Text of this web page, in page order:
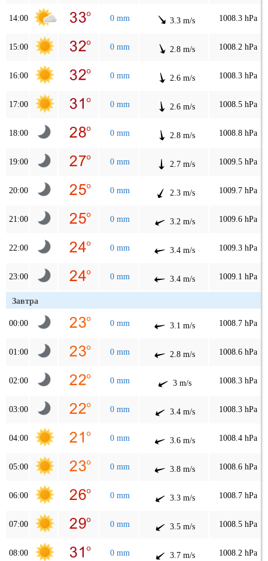
14:00 0 mm 3.3 m/s 1008.3 hPa
15:00 0 mm 2.8 m/s 1008.2 hPa
16:00 0 mm 2.6 m/s 1008.3 hPa
17:00 0 mm 2.6 m/s 1008.5 hPa
18:00 0 mm 2.8 m/s 1008.8 hPa
19:00 0 mm 2.7 m/s 1009.5 hPa
20:00 0 mm 2.3 m/s 1009.7 hPa
21:00 0 mm 3.2 m/s 1009.6 hPa
22:00 0 mm 3.4 m/s 1009.3 hPa
23:00 0 mm 3.4 m/s 1009.1 hPa
Завтра
00:00 0 mm 3.1 m/s 1008.7 hPa
01:00 0 mm 2.8 m/s 1008.6 hPa
02:00 0 mm 3 m/s 1008.3 hPa
03:00 0 mm 3.4 m/s 1008.3 hPa
04:00 0 mm 3.6 m/s 1008.4 hPa
05:00 0 mm 3.8 m/s 1008.6 hPa
06:00 0 mm 3.3 m/s 1008.7 hPa
07:00 0 mm 3.5 m/s 1008.5 hPa
08:00 0 mm 3.7 m/s 1008.2 hPa